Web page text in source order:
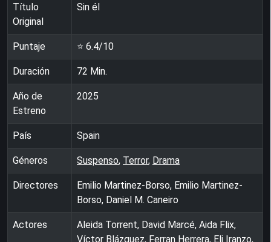
Título
Original
Sin él
Puntaje ⭐ 6.4/10
Duración 72 Min.
Año de
Estreno
2025
País Spain
Géneros Suspenso, Terror, Drama
Directores
Emilio Martinez-Borso, Emilio Martinez-
Borso, Daniel M. Caneiro
Actores
Aleida Torrent, David Marcé, Aida Flix,
Víctor Blázquez, Ferran Herrera, Eli Iranzo,